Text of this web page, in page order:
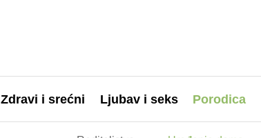
Zdravi i srećni Ljubav i seks Porodica